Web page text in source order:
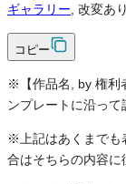
ギャラリー , 改変あり
コピー
※【作品名, by 権利
ンプレートに沿って
※上記はあくまでも
合はそちらの内容に